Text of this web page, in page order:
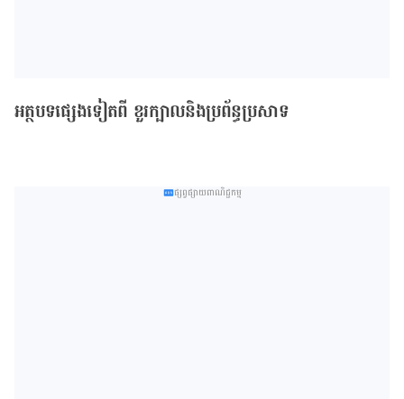
អត្ថបទផ្សេងទៀតពី ខួរក្បាលនិងប្រព័ន្ធប្រសាទ
ផ្សព្វផ្សាយពាណិជ្ជកម្ម